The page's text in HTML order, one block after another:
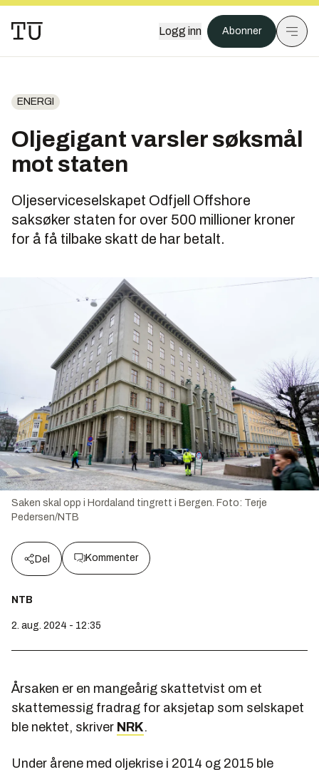
Logg inn Abonner
ENERGI
Oljegigant varsler søksmål
mot staten
Oljeserviceselskapet Odfjell Offshore
saksøker staten for over 500 millioner kroner
for å få tilbake skatt de har betalt.
Saken skal opp i Hordaland tingrett i Bergen. Foto: Terje
Pedersen/NTB
Del Kommenter
NTB
2. aug. 2024 - 12:35
Årsaken er en mangeårig skattetvist om et
skattemessig fradrag for aksjetap som selskapet
ble nektet, skriver NRK.
Under årene med oljekrise i 2014 og 2015 ble